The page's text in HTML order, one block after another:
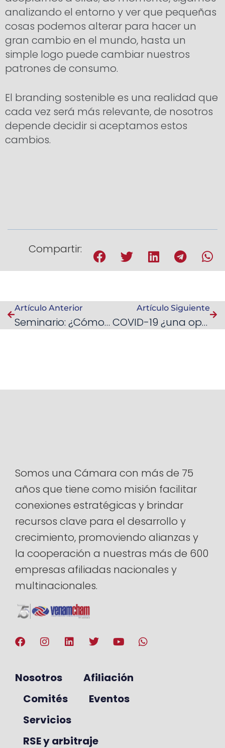
analizando el entorno y ver que pequeñas
cosas podemos alterar para hacer un
gran cambio en el mundo, hasta un
simple logo puede cambiar nuestros
patrones de consumo.
El branding sostenible es una realidad que
cada vez será más relevante, de nosotros
depende decidir si aceptamos estos
cambios.
Compartir:
Artículo Anterior
Seminario: ¿Cómo Presupuestar? 2022
Artículo Siguiente
COVID-19 ¿una oportunidad para la adopción tecnológica empresarial?
Somos una Cámara con más de 75
años que tiene como misión facilitar
conexiones estratégicas y brindar
recursos clave para el desarrollo y
crecimiento, promoviendo alianzas y
la cooperación a nuestras más de 600
empresas afiliadas nacionales y
multinacionales.
Nosotros
Afiliación
Comités
Eventos
Servicios
RSE y arbitraje